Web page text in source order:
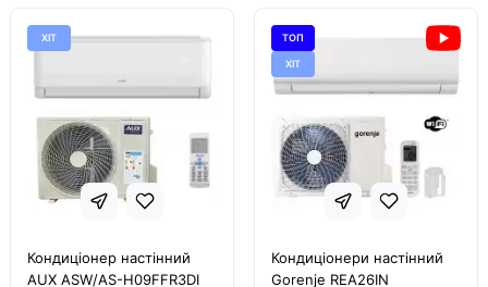
ХІТ
Кондиціонер настінний
AUX ASW/AS-H09FFR3DI
ТОП
ХІТ
Кондиціонери настінний
Gorenje REA26IN